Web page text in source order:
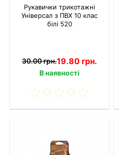
Рукавички трикотажні
Універсал з ПВХ 10 клас
білі 520
19.80 грн.
30.00 грн.
В наявності